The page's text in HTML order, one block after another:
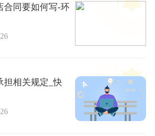
合同要如何写-环
担相关规定_快